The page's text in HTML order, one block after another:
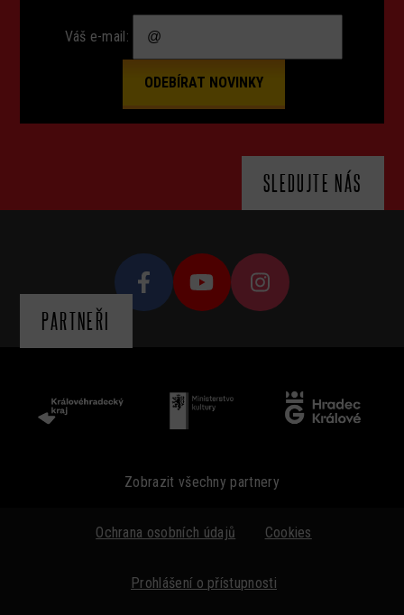
Váš e-mail:
SLEDUJTE NÁS
PARTNEŘI
Zobrazit všechny partnery
Ochrana osobních údajů Cookies
Prohlášení o přístupnosti